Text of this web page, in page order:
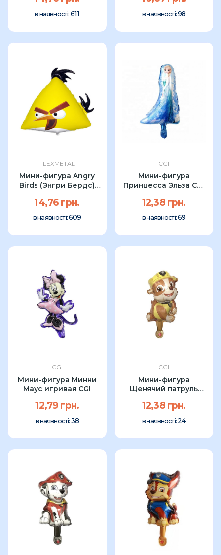
в наявності: 611 в наявності:98
FLEXMETAL
Мини-фигура Angry
Birds (Энгри Бердс)
14,76 грн.
в наявності:609
CGI
Мини-фигура
Принцесса Эльза CGI
12,38 грн.
в наявності:69
CGI
Мини-фигура Минни
Маус игривая CGI
12,79 грн.
в наявності: 38
CGI
Мини-фигура
Щенячий патруль
12,38 грн.
в наявності:24